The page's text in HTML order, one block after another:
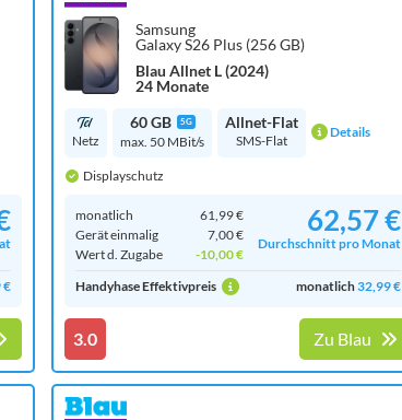
€
Samsung
Galaxy S26 Plus (256 GB)
Blau Allnet L (2024)
24 Monate
Netz
60 GB 5G
max. 50 MBit/s
Allnet-Flat
SMS-Flat Details
Displayschutz
monatlich
61,99 €
Gerät einmalig
7,00 €
Wert d. Zugabe
-10,00 €
62,57 €
Durchschnitt pro Monat
Handyhase Effektivpreis monatlich32,99 €
3.0 Zu Blau